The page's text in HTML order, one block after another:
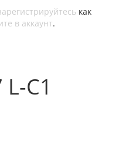
как
в аккаунт.
C1